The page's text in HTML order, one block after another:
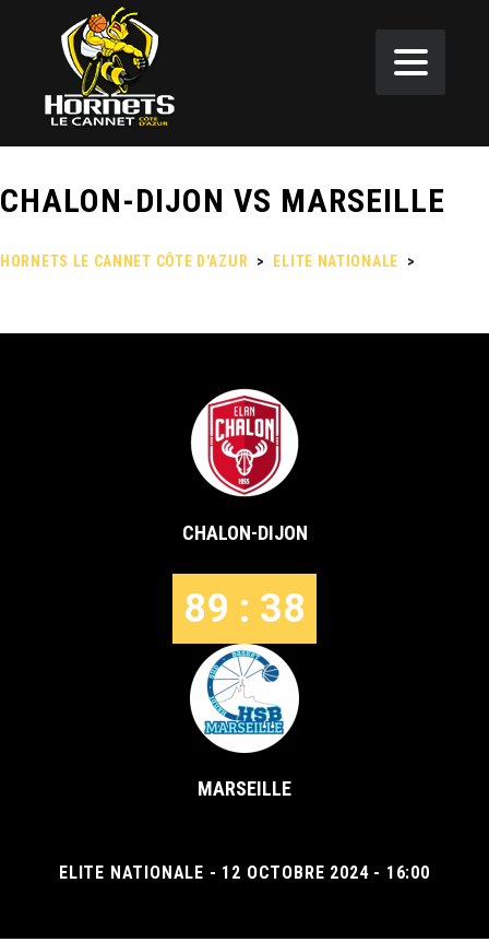
CHALON-DIJON VS MARSEILLE
HORNETS LE CANNET CÔTE D'AZUR > ELITE NATIONALE >
CHALON-DIJON
89 : 38
MARSEILLE
ELITE NATIONALE - 12 OCTOBRE 2024 - 16:00